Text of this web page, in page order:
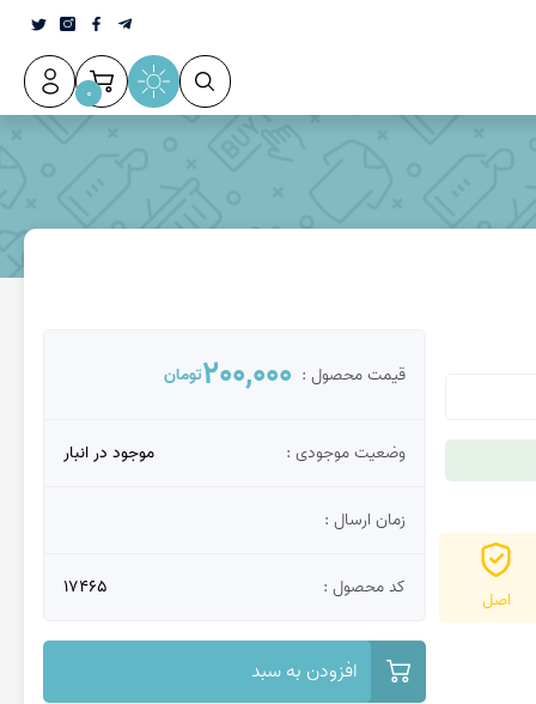
0
اصل
قیمت محصول : 200,000تومان
وضعیت موجودی : موجود در انبار
زمان ارسال :
کد محصول : 17465
افزودن به سبد